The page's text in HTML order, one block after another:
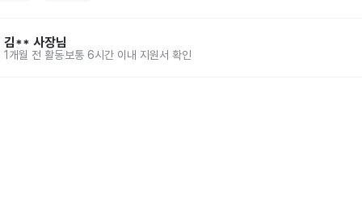
김** 사장님
1개월 전 활동 보통 6시간 이내 지원서 확인